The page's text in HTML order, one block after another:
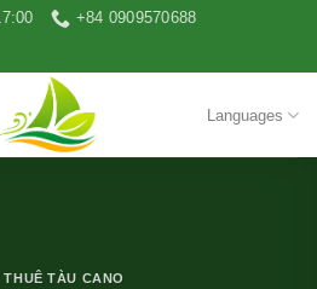
+84 0909570688
Languages
THUÊ TÀU CANO